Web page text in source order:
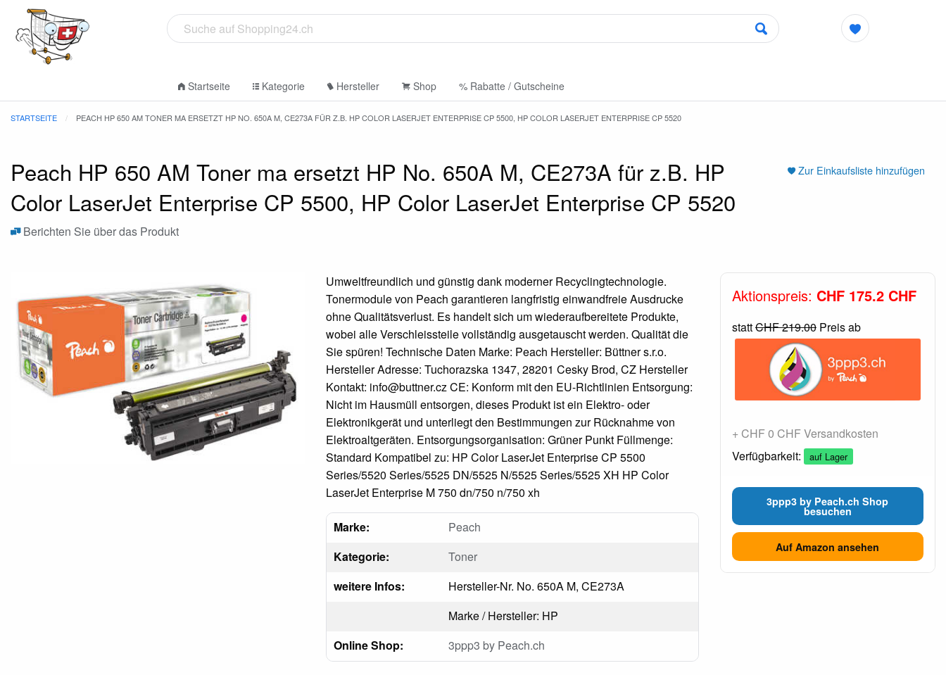
Startseite Kategorie Hersteller Shop % Rabatte / Gutscheine
STARTSEITE PEACH HP 650 AM TONER MA ERSETZT HP NO. 650A M, CE273A FÜR Z.B. HP COLOR LASERJET ENTERPRISE CP 5500, HP COLOR LASERJET ENTERPRISE CP 5520
Zur Einkaufsliste hinzufügen
Peach HP 650 AM Toner ma ersetzt HP No. 650A M, CE273A für z.B. HP
Color LaserJet Enterprise CP 5500, HP Color LaserJet Enterprise CP 5520
Berichten Sie über das Produkt
Umweltfreundlich und günstig dank moderner Recyclingtechnologie.
Tonermodule von Peach garantieren langfristig einwandfreie Ausdrucke
ohne Qualitätsverlust. Es handelt sich um wiederaufbereitete Produkte,
wobei alle Verschleissteile vollständig ausgetauscht werden. Qualität die
Sie spüren! Technische Daten Marke: Peach Hersteller: Büttner s.r.o.
Hersteller Adresse: Tuchorazska 1347, 28201 Cesky Brod, CZ Hersteller
Kontakt: info@buttner.cz CE: Konform mit den EU-Richtlinien Entsorgung:
Nicht im Hausmüll entsorgen, dieses Produkt ist ein Elektro- oder
Elektronikgerät und unterliegt den Bestimmungen zur Rücknahme von
Elektroaltgeräten. Entsorgungsorganisation: Grüner Punkt Füllmenge:
Standard Kompatibel zu: HP Color LaserJet Enterprise CP 5500
Series/5520 Series/5525 DN/5525 N/5525 Series/5525 XH HP Color
LaserJet Enterprise M 750 dn/750 n/750 xh
Marke:
Peach
Kategorie:
Toner
weitere Infos:
Hersteller-Nr. No. 650A M, CE273A
Marke / Hersteller: HP
Online Shop:
3ppp3 by Peach.ch
Aktionspreis: CHF 175.2 CHF
stattCHF 219.00Preis ab
+ CHF 0 CHF Versandkosten
Verfügbarkeit:
auf Lager
3ppp3 by Peach.ch Shop
besuchen
Auf Amazon ansehen